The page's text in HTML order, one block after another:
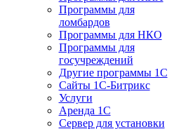
Программы для
ломбардов
Программы для НКО
Программы для
госучреждений
Другие программы 1С
Сайты 1С-Битрикс
Услуги
Аренда 1С
Сервер для установки